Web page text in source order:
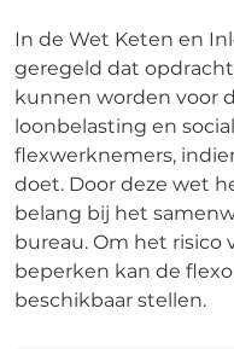
In de Wet Keten en
geregeld dat
kunnen worden voor
loonbelasting en
flexwerknemers,
doet. Door deze wet
belang bij het
bureau. Om het risico
beperken kan de
beschikbaar stellen.